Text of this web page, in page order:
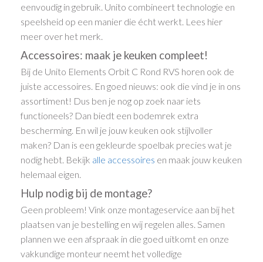
eenvoudig in gebruik. Unito combineert technologie en
speelsheid op een manier die écht werkt. Lees hier
meer over het merk.
Accessoires: maak je keuken compleet!
Bij de Unito Elements Orbit C Rond RVS horen ook de
juiste accessoires. En goed nieuws: ook die vind je in ons
assortiment! Dus ben je nog op zoek naar iets
functioneels? Dan biedt een bodemrek extra
bescherming. En wil je jouw keuken ook stijlvoller
maken? Dan is een gekleurde spoelbak precies wat je
nodig hebt. Bekijk alle accessoires en maak jouw keuken
helemaal eigen.
Hulp nodig bij de montage?
Geen probleem! Vink onze montageservice aan bij het
plaatsen van je bestelling en wij regelen alles. Samen
plannen we een afspraak in die goed uitkomt en onze
vakkundige monteur neemt het volledige